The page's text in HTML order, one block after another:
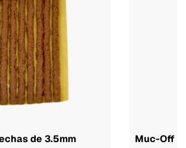
de 3.5mm Muc-Off